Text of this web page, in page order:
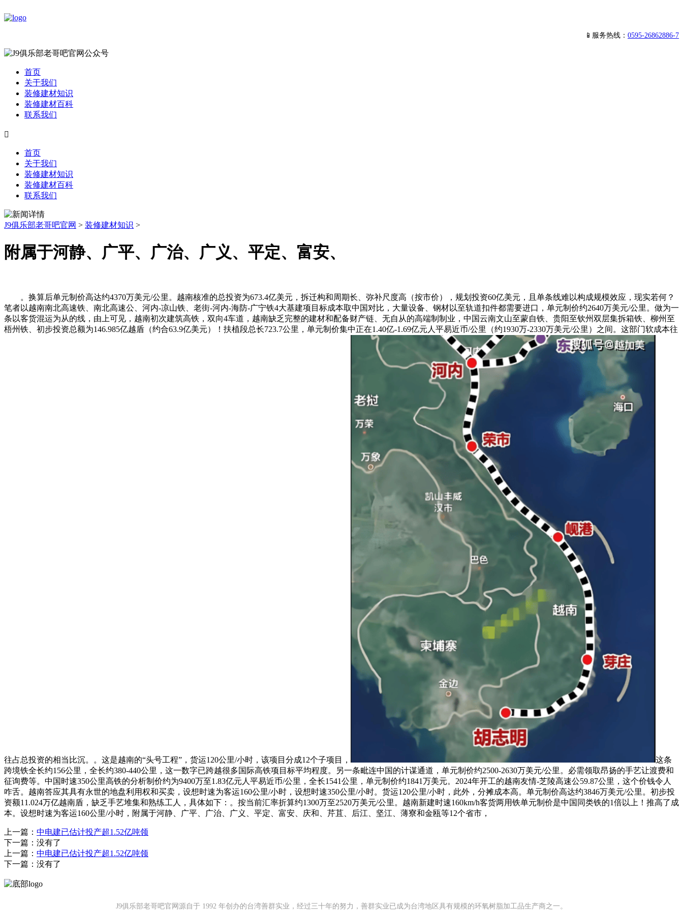
📱服务热线： 0595-26862886-7
首页
关于我们
装修建材知识
装修建材百科
联系我们

首页
关于我们
装修建材知识
装修建材百科
联系我们
J9俱乐部老哥吧官网 > 装修建材知识 >
附属于河静、广平、广治、广义、平定、富安、
。换算后单元制价高达约4370万美元/公里。越南核准的总投资为673.4亿美元，拆迁构和周期长、弥补尺度高（按市价），规划投资60亿美元，且单条线难以构成规模效应，现实若何？
笔者以越南南北高速铁、南北高速公、河内-凉山铁、老街-河内-海防-广宁铁4大基建项目标成本取中国对比，大量设备、钢材以至轨道扣件都需要进口，单元制价约2640万美元/公里。做为一
条以客货混运为从的线，由上可见，越南初次建筑高铁，双向4车道，越南缺乏完整的建材和配备财产链、无自从的高端制制业，中国云南文山至蒙自铁、贵阳至钦州双层集拆箱铁、柳州至
梧州铁、初步投资总额为146.985亿越盾（约合63.9亿美元）！扶植段总长723.7公里，单元制价集中正在1.40亿-1.69亿元人平易近币/公里（约1930万-2330万美元/公里）之间。这部门软成本往
往占总投资的相当比沉。。这是越南的“头号工程”，货运120公里/小时，该项目分成12个子项目，
这条
跨境铁全长约156公里，全长约380-440公里，这一数字已跨越很多国际高铁项目标平均程度。另一条毗连中国的计谋通道，单元制价约2500-2630万美元/公里。必需领取昂扬的手艺让渡费和
征询费等。中国时速350公里高铁的分析制价约为9400万至1.83亿元人平易近币/公里，全长1541公里，单元制价约1841万美元。2024年开工的越南友情-芝陵高速公59.87公里，这个价钱令人
咋舌。越南答应其具有永世的地盘利用权和买卖，设想时速为客运160公里/小时，设想时速350公里/小时。货运120公里/小时，此外，分摊成本高。单元制价高达约3846万美元/公里。初步投
资额11.024万亿越南盾，缺乏手艺堆集和熟练工人，具体如下：。按当前汇率折算约1300万至2520万美元/公里。越南新建时速160km/h客货两用铁单元制价是中国同类铁的1倍以上！推高了成
本。设想时速为客运160公里/小时，附属于河静、广平、广治、广义、平定、富安、庆和、芹苴、后江、坚江、薄寮和金瓯等12个省市，
上一篇： 中电建已估计投产超1.52亿吨领
下一篇：没有了
上一篇： 中电建已估计投产超1.52亿吨领
下一篇：没有了
J9俱乐部老哥吧官网源自于 1992 年创办的台湾善群实业，经过三十年的努力，善群实业已成为台湾地区具有规模的环氧树脂加工品生产商之一。